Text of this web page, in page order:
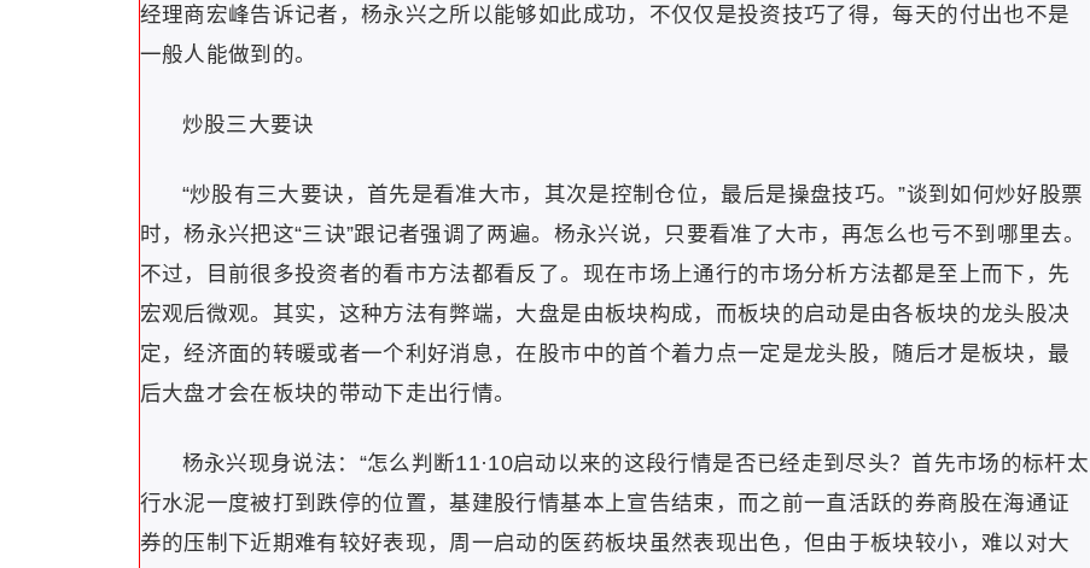
经理商宏峰告诉记者，杨永兴之所以能够如此成功，不仅仅是投资技巧了得，每天的付出也不是
一般人能做到的。
炒股三大要诀
“炒股有三大要诀，首先是看准大市，其次是控制仓位，最后是操盘技巧。”谈到如何炒好股票
时，杨永兴把这“三诀”跟记者强调了两遍。杨永兴说，只要看准了大市，再怎么也亏不到哪里去。
不过，目前很多投资者的看市方法都看反了。现在市场上通行的市场分析方法都是至上而下，先
宏观后微观。其实，这种方法有弊端，大盘是由板块构成，而板块的启动是由各板块的龙头股决
定，经济面的转暖或者一个利好消息，在股市中的首个着力点一定是龙头股，随后才是板块，最
后大盘才会在板块的带动下走出行情。
杨永兴现身说法：“怎么判断11·10启动以来的这段行情是否已经走到尽头？首先市场的标杆太
行水泥一度被打到跌停的位置，基建股行情基本上宣告结束，而之前一直活跃的券商股在海通证
券的压制下近期难有较好表现，周一启动的医药板块虽然表现出色，但由于板块较小，难以对大